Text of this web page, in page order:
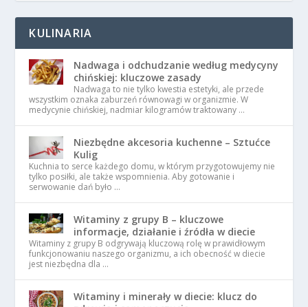
KULINARIA
Nadwaga i odchudzanie według medycyny
chińskiej: kluczowe zasady
Nadwaga to nie tylko kwestia estetyki, ale przede
wszystkim oznaka zaburzeń równowagi w organizmie. W
medycynie chińskiej, nadmiar kilogramów traktowany …
Niezbędne akcesoria kuchenne – Sztućce
Kulig
Kuchnia to serce każdego domu, w którym przygotowujemy nie
tylko posiłki, ale także wspomnienia. Aby gotowanie i
serwowanie dań było …
Witaminy z grupy B – kluczowe
informacje, działanie i źródła w diecie
Witaminy z grupy B odgrywają kluczową rolę w prawidłowym
funkcjonowaniu naszego organizmu, a ich obecność w diecie
jest niezbędna dla …
Witaminy i minerały w diecie: klucz do